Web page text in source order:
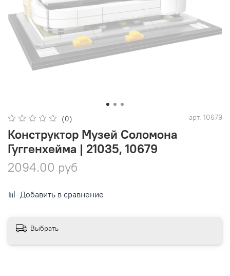
(0) арт. 10679
Конструктор Музей Соломона
Гуггенхейма | 21035, 10679
2094.00 руб
Добавить в сравнение
Выбрать